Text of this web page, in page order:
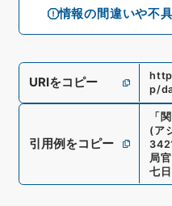
情報の間違いや不
URIをコピー
p/
引用例をコピー
「
(ア
局
七